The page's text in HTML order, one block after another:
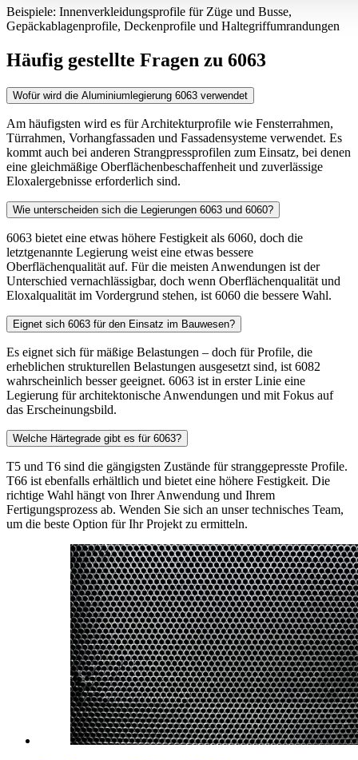
Beispiele: Innenverkleidungsprofile für Züge und Busse,
Gepäckablagenprofile, Deckenprofile und Haltegriffumrandungen
Häufig gestellte Fragen zu 6063
Wofür wird die Aluminiumlegierung 6063 verwendet
Am häufigsten wird es für Architekturprofile wie Fensterrahmen,
Türrahmen, Vorhangfassaden und Fassadensysteme verwendet. Es
kommt auch bei anderen Strangpressprofilen zum Einsatz, bei denen
eine gleichmäßige Oberflächenbeschaffenheit und zuverlässige
Eloxalergebnisse erforderlich sind.
Wie unterscheiden sich die Legierungen 6063 und 6060?
6063 bietet eine etwas höhere Festigkeit als 6060, doch die
letztgenannte Legierung weist eine etwas bessere
Oberflächenqualität auf. Für die meisten Anwendungen ist der
Unterschied vernachlässigbar, doch wenn Oberflächenqualität und
Eloxalqualität im Vordergrund stehen, ist 6060 die bessere Wahl.
Eignet sich 6063 für den Einsatz im Bauwesen?
Es eignet sich für mäßige Belastungen – doch für Profile, die
erheblichen strukturellen Belastungen ausgesetzt sind, ist 6082
wahrscheinlich besser geeignet. 6063 ist in erster Linie eine
Legierung für architektonische Anwendungen und mit Fokus auf
das Erscheinungsbild.
Welche Härtegrade gibt es für 6063?
T5 und T6 sind die gängigsten Zustände für stranggepresste Profile.
T66 ist ebenfalls erhältlich und bietet eine höhere Festigkeit. Die
richtige Wahl hängt von Ihrer Anwendung und Ihrem
Fertigungsprozess ab. Wenden Sie sich an unser technisches Team,
um die beste Option für Ihr Projekt zu ermitteln.